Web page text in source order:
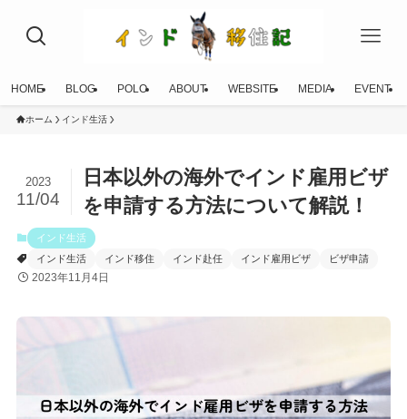
HOME BLOG POLO ABOUT WEBSITE MEDIA EVENT
ホーム インド生活
日本以外の海外でインド雇用ビザ
を申請する方法について解説！
2023
11/04
インド生活
インド生活
インド移住 インド赴任 インド雇用ビザ ビザ申請
2023年11月4日